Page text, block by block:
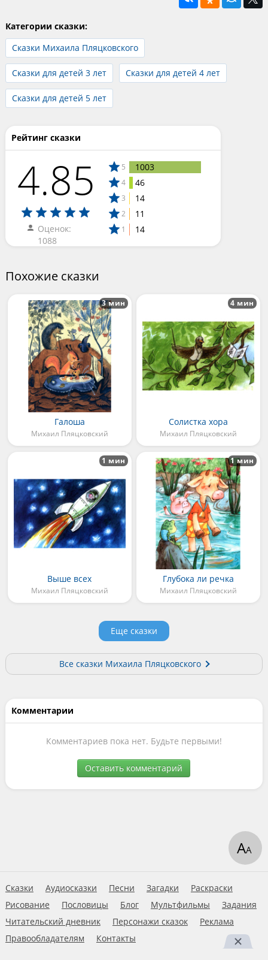
Категории сказки:
Сказки Михаила Пляцковского
Сказки для детей 3 лет Сказки для детей 4 лет
Сказки для детей 5 лет
Рейтинг сказки
4.85
Оценок:
1088
5 1003
4 46
3 14
2 11
1 14
Похожие сказки
Галоша
Михаил Пляцковский
3 мин
Солистка хора
Михаил Пляцковский
4 мин
Выше всех
Михаил Пляцковский
1 мин
Глубока ли речка
Михаил Пляцковский
1 мин
Еще сказки
Все сказки Михаила Пляцковского
Комментарии
Комментариев пока нет. Будьте первыми!
Оставить комментарий
Сказки Аудиосказки Песни Загадки
Раскраски
Рисование
Пословицы Блог Мультфильмы
Задания
Читательский дневник
Персонажи сказок
Реклама
Правообладателям
Контакты
АА